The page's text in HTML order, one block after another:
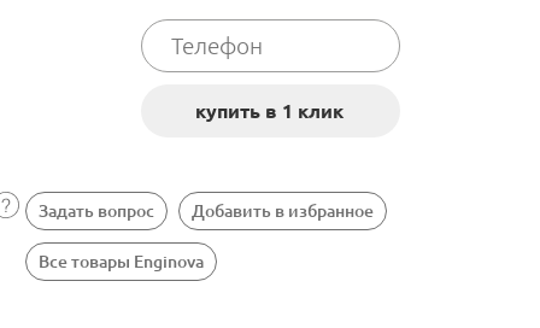
Задать вопрос Добавить в избранное
Все товары Enginova